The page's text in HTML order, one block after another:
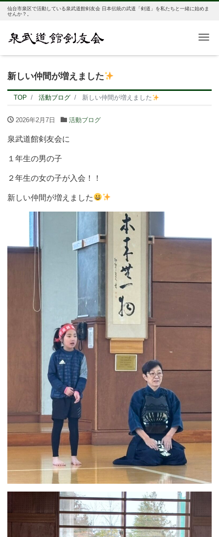
仙台市泉区で活動している泉武道館剣友会 日本伝統の武道「剣道」を私たちと一緒に始めま
せんか？。
新しい仲間が増えました
TOP 活動ブログ 新しい仲間が増えました
2026年2月7日 活動ブログ
泉武道館剣友会に
１年生の男の子
２年生の女の子が入会！！
新しい仲間が増えました